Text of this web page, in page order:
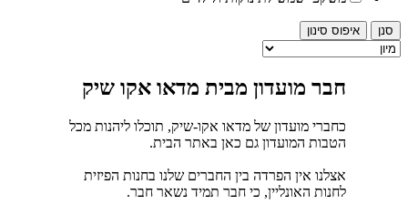
איפוס סינון
חבר מועדון מבית מדאו אקו שיק
כחברי מועדון של מדאו אקו-שיק, תוכלו ליהנות מכל
הטבות המועדון גם כאן באתר הבית.
אצלנו אין הפרדה בין החברים שלנו בחנות הפיזית
לחנות האונליין, כי חבר תמיד נשאר חבר.